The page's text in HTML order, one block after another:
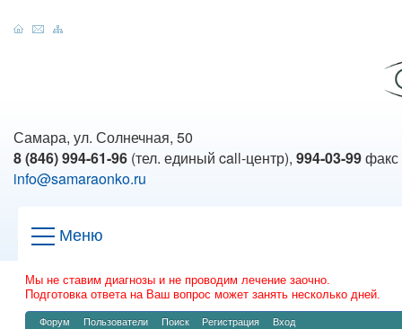
Самара, ул. Солнечная, 50
8 (846) 994-61-96 (тел. единый call-центр), 994-03-99факс
info@samaraonko.ru
Меню
Мы не ставим диагнозы и не проводим лечение заочно.
Подготовка ответа на Ваш вопрос может занять несколько дней.
Форум Пользователи Поиск Регистрация Вход